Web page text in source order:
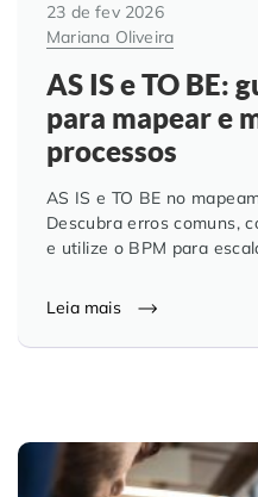
23 de fev 2026
Mariana Oliveira
AS IS e TO BE:
para mapear e
processos
AS IS e TO BE no
Descubra erros comuns,
e utilize o BPM para
Leia mais